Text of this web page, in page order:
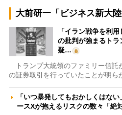
大前研一「ビジネス新大
「イラン戦争を利
の批判が強まるト
疑…
トランプ大統領のファミリー信託
の証券取引を行っていたことが明
「いつ暴発してもおかしくはな
ースXが抱えるリスクの数々「絶